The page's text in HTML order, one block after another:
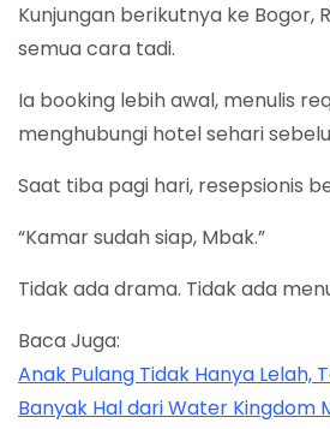
Kunjungan berikutnya ke Bogor,
semua cara tadi.
Ia booking lebih awal, menulis
menghubungi hotel sehari
Saat tiba pagi hari, resepsionis
“Kamar sudah siap, Mbak.”
Tidak ada drama. Tidak ada
Baca Juga:
Anak Pulang Tidak Hanya Lelah,
Banyak Hal dari Water Kingdom